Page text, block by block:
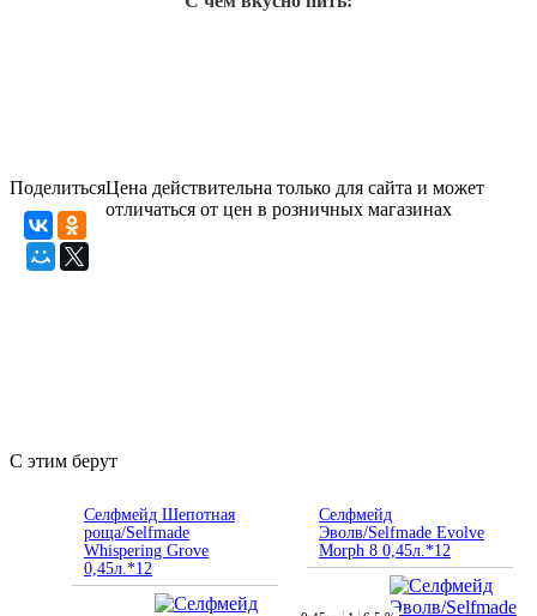
ПоделитьсяЦена действительна только для сайта и может
отличаться от цен в розничных магазинах
С этим берут
Селфмейд Шепотная
роща/Selfmade
Whispering Grove
0,45л.*12
Селфмейд
Эволв/Selfmade Evolve
Morph 8 0,45л.*12